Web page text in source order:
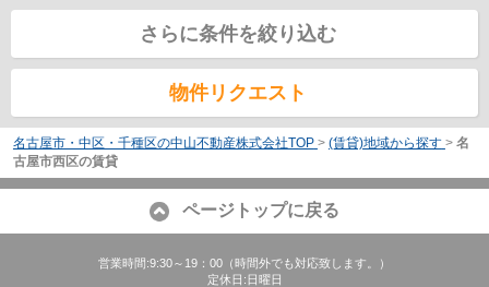
さらに条件を絞り込む
物件リクエスト
名古屋市・中区・千種区の中山不動産株式会社TOP > (賃貸)地域から探す > 名
古屋市西区の賃貸
ページトップに戻る
営業時間:9:30～19：00（時間外でも対応致します。）
定休日:日曜日